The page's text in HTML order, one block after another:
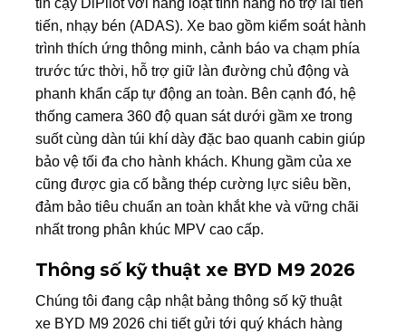
tiến, nhạy bén (ADAS). Xe bao gồm kiểm soát hành
trình thích ứng thông minh, cảnh báo va chạm phía
trước tức thời, hỗ trợ giữ làn đường chủ động và
phanh khẩn cấp tự động an toàn. Bên cạnh đó, hệ
thống camera 360 độ quan sát dưới gầm xe trong
suốt cùng dàn túi khí dày đặc bao quanh cabin giúp
bảo vệ tối đa cho hành khách. Khung gầm của xe
cũng được gia cố bằng thép cường lực siêu bền,
đảm bảo tiêu chuẩn an toàn khắt khe và vững chãi
nhất trong phân khúc MPV cao cấp.
Thông số kỹ thuật xe BYD M9 2026
Chúng tôi đang cập nhật bảng thông số kỹ thuật
xe BYD M9 2026 chi tiết gửi tới quý khách hàng